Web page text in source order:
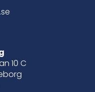
10 C